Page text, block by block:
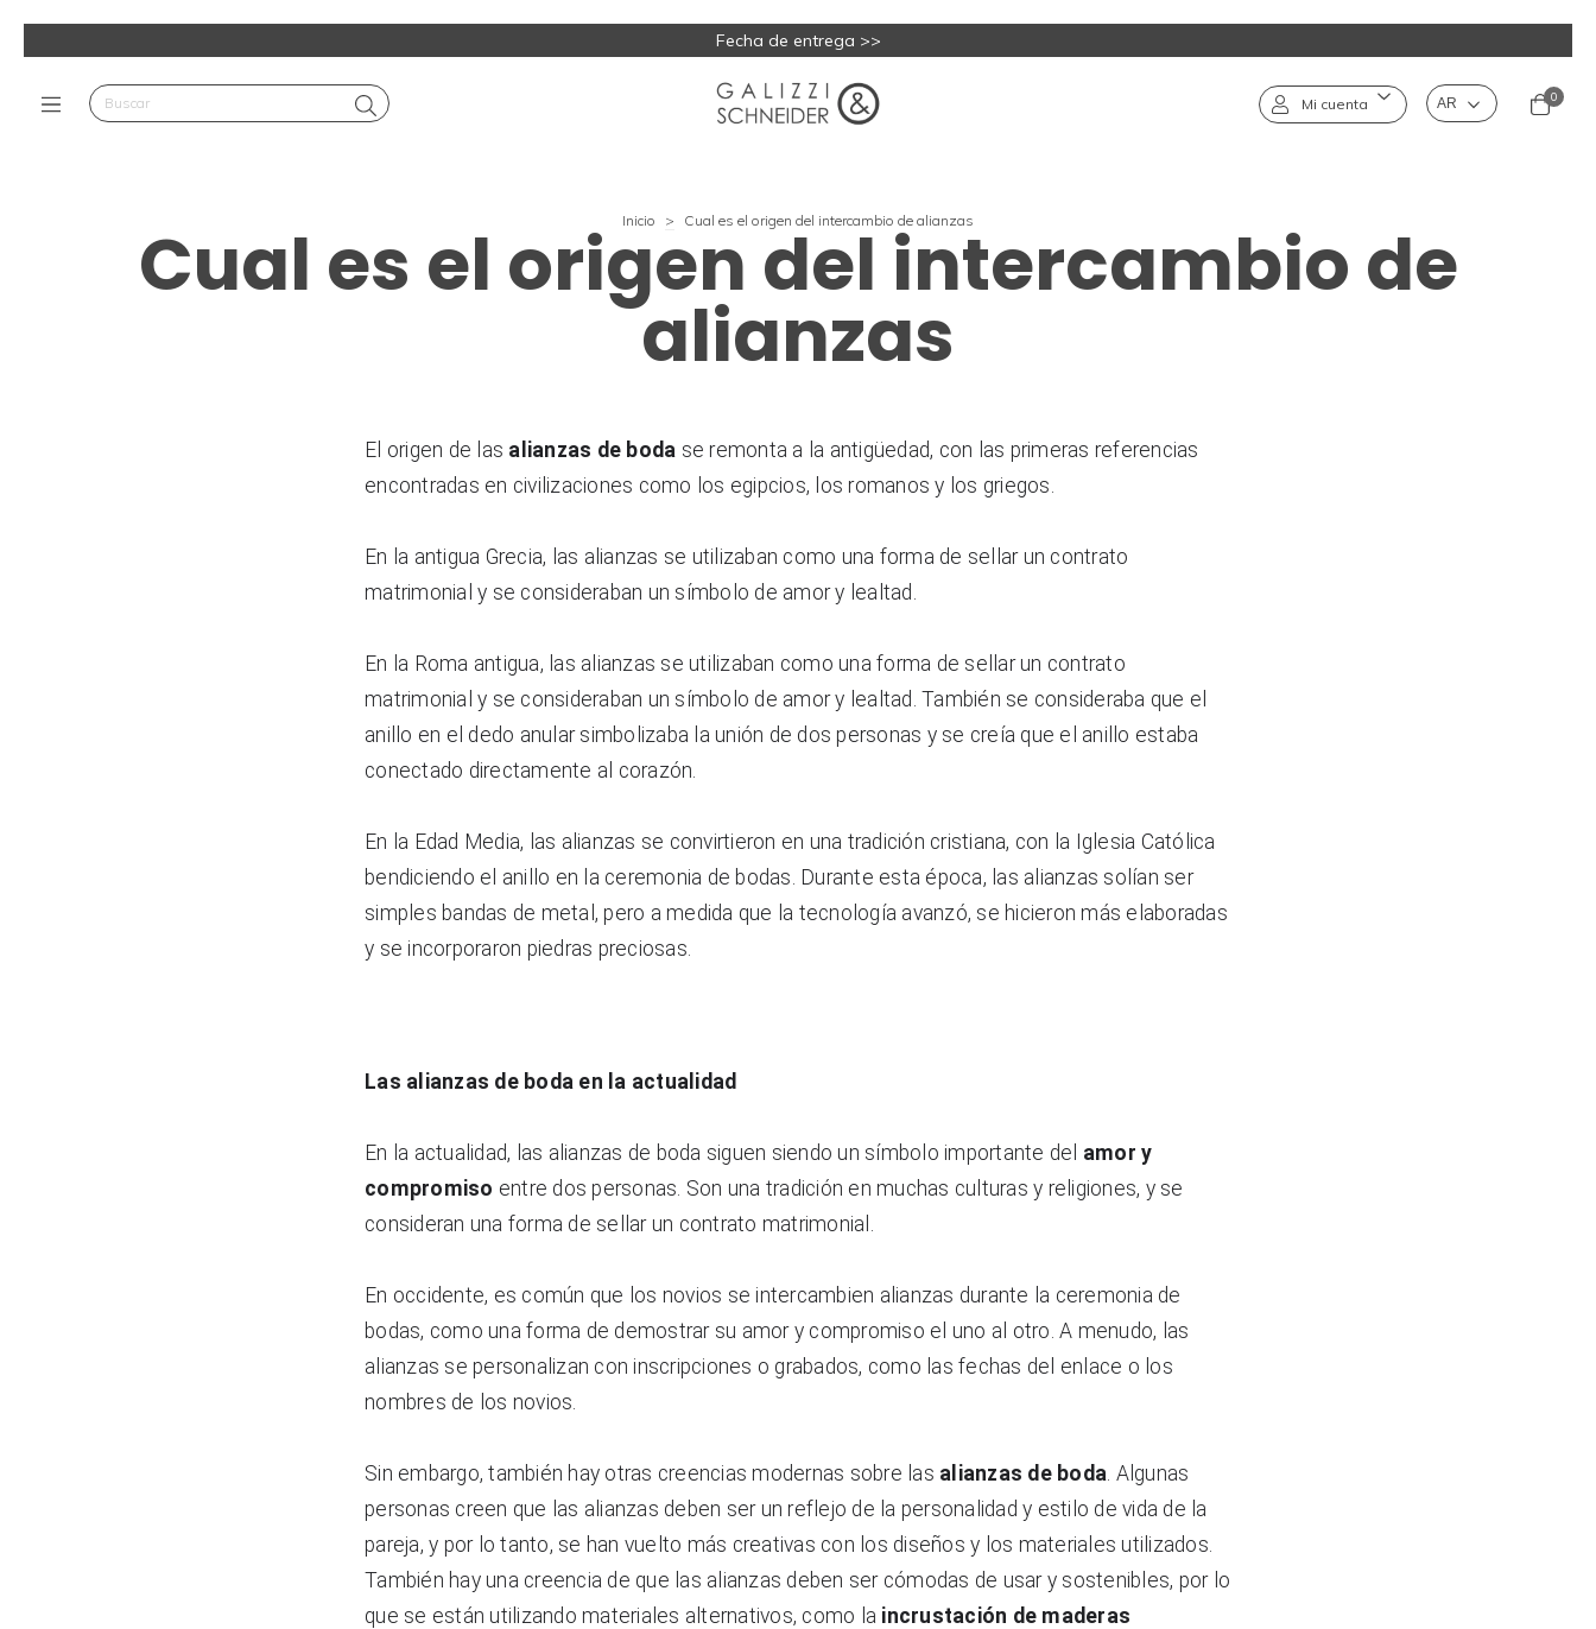
Fecha de entrega >>
Mi cuenta 0
Inicio > Cual es el origen del intercambio de alianzas
Cual es el origen del intercambio de
alianzas
El origen de las alianzas de boda se remonta a la antigüedad, con las primeras referencias
encontradas en civilizaciones como los egipcios, los romanos y los griegos.
En la antigua Grecia, las alianzas se utilizaban como una forma de sellar un contrato
matrimonial y se consideraban un símbolo de amor y lealtad.
En la Roma antigua, las alianzas se utilizaban como una forma de sellar un contrato
matrimonial y se consideraban un símbolo de amor y lealtad. También se consideraba que el
anillo en el dedo anular simbolizaba la unión de dos personas y se creía que el anillo estaba
conectado directamente al corazón.
En la Edad Media, las alianzas se convirtieron en una tradición cristiana, con la Iglesia Católica
bendiciendo el anillo en la ceremonia de bodas. Durante esta época, las alianzas solían ser
simples bandas de metal, pero a medida que la tecnología avanzó, se hicieron más elaboradas
y se incorporaron piedras preciosas.
Las alianzas de boda en la actualidad
En la actualidad, las alianzas de boda siguen siendo un símbolo importante del amor y
compromiso entre dos personas. Son una tradición en muchas culturas y religiones, y se
consideran una forma de sellar un contrato matrimonial.
En occidente, es común que los novios se intercambien alianzas durante la ceremonia de
bodas, como una forma de demostrar su amor y compromiso el uno al otro. A menudo, las
alianzas se personalizan con inscripciones o grabados, como las fechas del enlace o los
nombres de los novios.
Sin embargo, también hay otras creencias modernas sobre las alianzas de boda . Algunas
personas creen que las alianzas deben ser un reflejo de la personalidad y estilo de vida de la
pareja, y por lo tanto, se han vuelto más creativas con los diseños y los materiales utilizados.
También hay una creencia de que las alianzas deben ser cómodas de usar y sostenibles, por lo
que se están utilizando materiales alternativos, como la incrustación de maderas